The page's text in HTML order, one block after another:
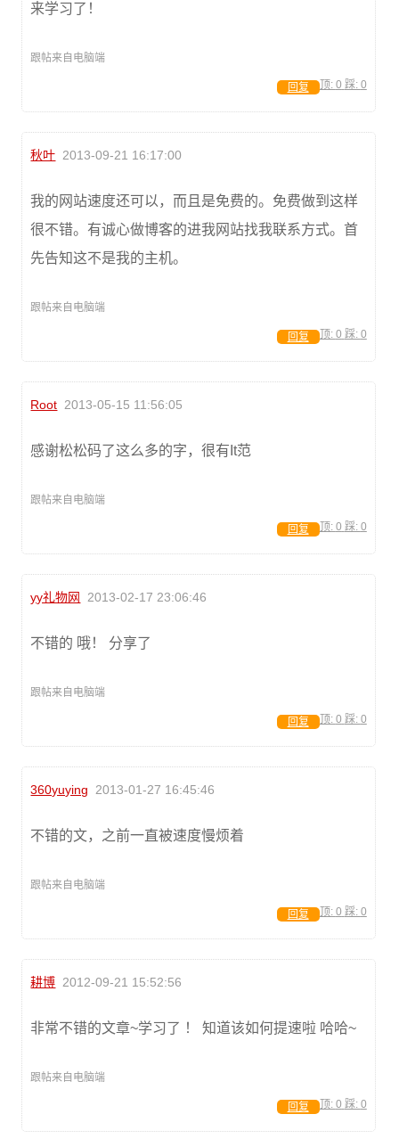
来学习了！
跟帖来自电脑端
顶: 0 踩: 0
回复
秋叶 2013-09-21 16:17:00
我的网站速度还可以，而且是免费的。免费做到这样
很不错。有诚心做博客的进我网站找我联系方式。首
先告知这不是我的主机。
跟帖来自电脑端
顶: 0 踩: 0
回复
Root 2013-05-15 11:56:05
感谢松松码了这么多的字，很有It范
跟帖来自电脑端
顶: 0 踩: 0
回复
yy礼物网 2013-02-17 23:06:46
不错的 哦！ 分享了
跟帖来自电脑端
顶: 0 踩: 0
回复
360yuying 2013-01-27 16:45:46
不错的文，之前一直被速度慢烦着
跟帖来自电脑端
顶: 0 踩: 0
回复
耕博 2012-09-21 15:52:56
非常不错的文章~学习了 ！ 知道该如何提速啦 哈哈~
跟帖来自电脑端
顶: 0 踩: 0
回复